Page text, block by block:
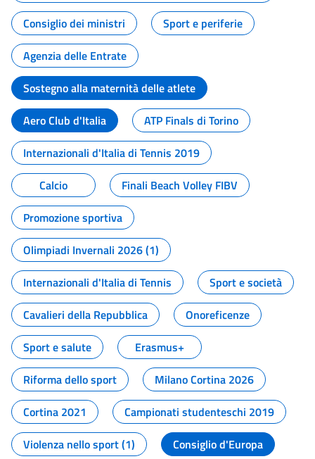
Consiglio dei ministri
Sport e periferie
Agenzia delle Entrate
Sostegno alla maternità delle atlete
Aero Club d'Italia
ATP Finals di Torino
Internazionali d'Italia di Tennis 2019
Calcio
Finali Beach Volley FIBV
Promozione sportiva
Olimpiadi Invernali 2026 (1)
Internazionali d'Italia di Tennis
Sport e società
Cavalieri della Repubblica
Onoreficenze
Sport e salute
Erasmus+
Riforma dello sport
Milano Cortina 2026
Cortina 2021
Campionati studenteschi 2019
Violenza nello sport (1)
Consiglio d'Europa